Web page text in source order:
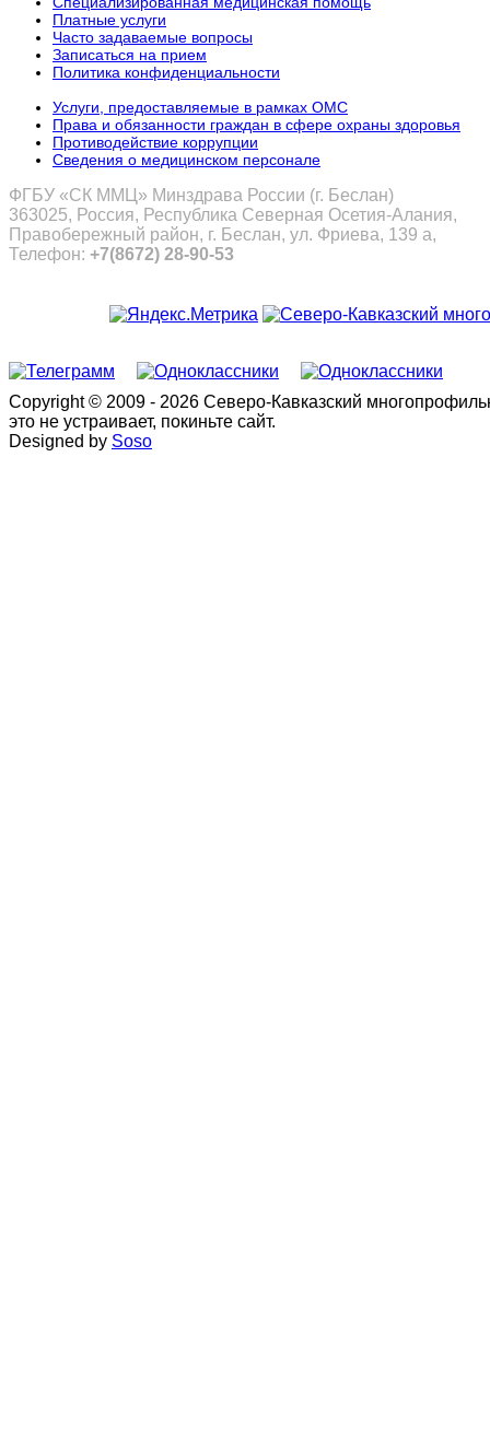
Платные услуги
Часто задаваемые вопросы
Записаться на прием
Политика конфиденциальности
Услуги, предоставляемые в рамках ОМС
Права и обязанности граждан в сфере охраны здоровья
Противодействие коррупции
Сведения о медицинском персонале
ФГБУ «СК ММЦ» Минздрава России (г. Беслан)
363025, Россия, Республика Северная Осетия-Алания,
Правобережный район, г. Беслан, ул. Фриева, 139 а,
Телефон: +7(8672) 28-90-53
Copyright © 2009 - 2026 Северо-Кавказский
это не устраивает, покиньте сайт.
Designed by Soso